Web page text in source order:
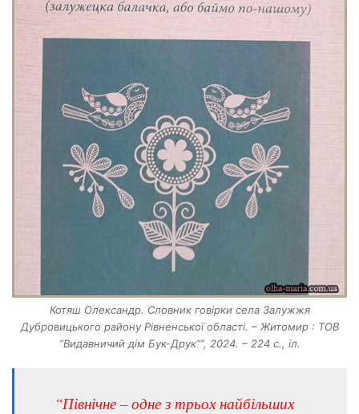
Котяш Олександр. Словник говірки села Залужжя
Дубровицького району Рівненської області. – Житомир : ТОВ
“Видавничий дім Бук-Друк””, 2024. – 224 с., іл.
“Північне – одне з трьох найбільших